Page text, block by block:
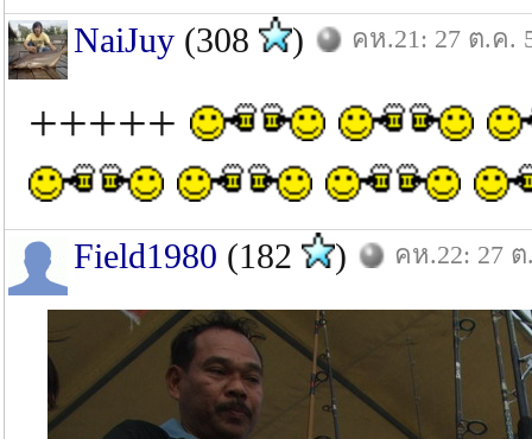
NaiJuy (308 ) คห.21: 27 ต.ค.
+++++
Field1980 (182 ) คห.22: 27